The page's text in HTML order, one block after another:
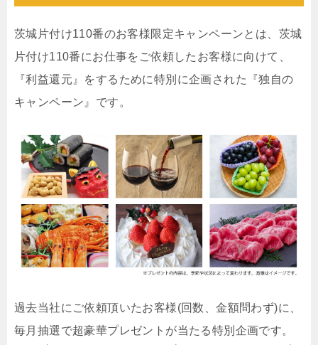
茨城片付け110番のお客様限定キャンペーンとは、茨城
片付け110番にお仕事をご依頼したお客様に向けて、
『利益還元』をするために特別に企画された『独自の
キャンペーン』です。
過去当社にご依頼頂いたお客様(回数、金額問わず)に、
毎月抽選で超豪華プレゼントが当たる特別企画です。